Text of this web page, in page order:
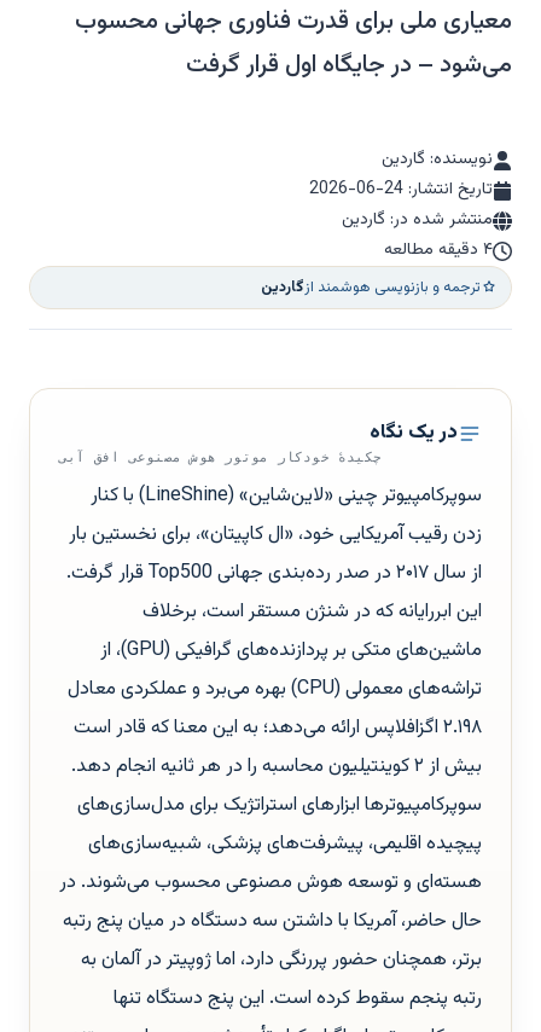
معیاری ملی برای قدرت فناوری جهانی محسوب
می‌شود – در جایگاه اول قرار گرفت
نویسنده: گاردین
تاریخ انتشار: 2026-06-24
منتشر شده در: گاردین
۴ دقیقه مطالعه
ترجمه و بازنویسی هوشمند ازگاردین
در یک نگاه
چکیدهٔ خودکار موتور هوش مصنوعی افق آبی
سوپرکامپیوتر چینی «لاین‌شاین» (LineShine) با کنار
زدن رقیب آمریکایی خود، «ال کاپیتان»، برای نخستین بار
از سال ۲۰۱۷ در صدر رده‌بندی جهانی Top500 قرار گرفت.
این ابررایانه که در شنژن مستقر است، برخلاف
ماشین‌های متکی بر پردازنده‌های گرافیکی (GPU)، از
تراشه‌های معمولی (CPU) بهره می‌برد و عملکردی معادل
۲.۱۹۸ اگزافلاپس ارائه می‌دهد؛ به این معنا که قادر است
بیش از ۲ کوینتیلیون محاسبه را در هر ثانیه انجام دهد.
سوپرکامپیوترها ابزارهای استراتژیک برای مدل‌سازی‌های
پیچیده اقلیمی، پیشرفت‌های پزشکی، شبیه‌سازی‌های
هسته‌ای و توسعه هوش مصنوعی محسوب می‌شوند. در
حال حاضر، آمریکا با داشتن سه دستگاه در میان پنج رتبه
برتر، همچنان حضور پررنگی دارد، اما ژوپیتر در آلمان به
رتبه پنجم سقوط کرده است. این پنج دستگاه تنها